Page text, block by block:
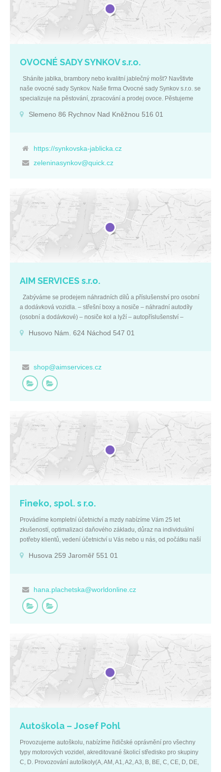
OVOCNÉ SADY SYNKOV s.r.o.
Sháníte jablka, brambory nebo kvalitní jablečný mošt? Navštivte
naše ovocné sady Synkov. Naše firma Ovocné sady Synkov s.r.o. se
specializuje na pěstování, zpracování a prodej ovoce. Pěstujeme
prošlechtěné a mají ještě své mutace nebo odrůdové klony se
Gala Must, Gala Mitchgla. Z letních odrůd jablek Vám můžeme
odrůd je to James Grive a ze zimních máme odrůdy Spartan,
a certifikátu kvality HACCP pro výrobu a skladování jádrového
ovoce. Výsadbou nových rezistentních odrůd, zdokonalováním
systémů skladování a dodržování zásad integrované produkce se
snažíme dosáhnout kvalitní a zdravé produkce ovoce. Z našich
vhodných odrůd vyrábíme a prodáváme originální jablečný mošt.
Jablečný mošt z Podorlicka je 100% ovocná šťáva neředěná vodou
a 2x pasterizovaná. Vylisovaná šťáva se nechává 20 hodin odstát a
usazeniny. Mošt je stáčen a asepticky balen do originálních obalů
Slemeno 86 Rychnov Nad Kněžnou 516 01
https://synkovska-jablicka.cz
zeleninasynkov@quick.cz
AIM SERVICES s.r.o.
Zabýváme se prodejem náhradních dílů a příslušenství pro osobní
a dodávková vozidla. – střešní boxy a nosiče – náhradní autodíly
(osobní a dodávkové) – nosiče kol a lyží – autopříslušenství –
překladatelskými a tlumočnickými službami, z polštiny do češtiny, z
01
Husovo Nám. 624 Náchod 547 01
shop@aimservices.cz
Fineko, spol. s r.o.
Provádíme kompletní účetnictví a mzdy nabízíme Vám 25 let
zkušeností, optimalizaci daňového základu, důraz na individuální
potřeby klientů, vedení účetnictví u Vás nebo u nás, od počátku naší
Spolupracujeme a jsme schopni zajistit kvalitní služby v oborech
je základní účetní a daňové poradenství. Naši zaměstnanci
procházejí trvalým systémem vzdělávání a máme vždy přehled o
aktuálních změnách v oboru účetnictví a daně. Základní údaje: IČ:
Husova 259 Jaroměř 551 01
hana.plachetska@worldonline.cz
Autoškola – Josef Pohl
Provozujeme autoškolu, nabízíme řidičské oprávnění pro všechny
typy motorových vozidel, akreditované školicí středisko pro skupiny
C, D. Provozování autoškoly(A, AM, A1, A2, A3, B, BE, C, CE, D, DE,